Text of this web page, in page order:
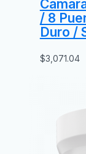
/ 8
Duro /
$3,071.04